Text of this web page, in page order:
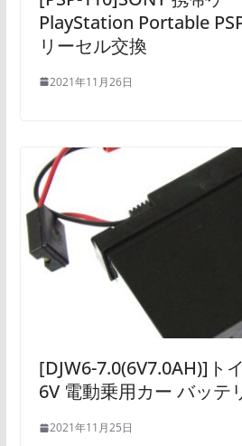
PlayStation Portable
リーセル交換
2021年11月26日
[DJW6-7.0(6V7.0AH)]ト
6V 電動乗用カー バッテ
2021年11月25日